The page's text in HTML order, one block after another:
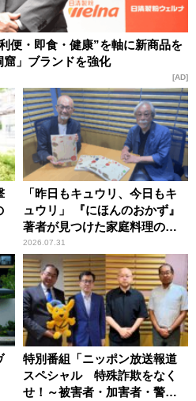
便・即食・健康”を軸に新商品を
」ブランドを強化
AD
「昨日もキュウリ、今日もキ
ュウリ」 『にほんのおかず』
著者が見つけた家庭料理の知
恵
2026.07.31
特別番組「ニッポン放送報道
スペシャル 特殊詐欺をなく
せ！～被害者・加害者・警視